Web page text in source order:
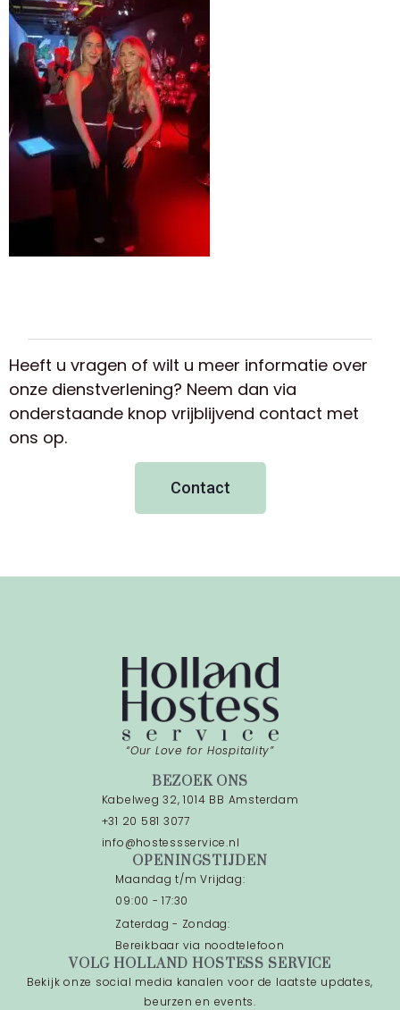
Heeft u vragen of wilt u meer informatie over
onze dienstverlening? Neem dan via
onderstaande knop vrijblijvend contact met
ons op.
Contact
“Our Love for Hospitality”
BEZOEK ONS
Kabelweg 32, 1014 BB Amsterdam
+31 20 581 3077
info@hostessservice.nl
OPENINGSTIJDEN
Maandag t/m Vrijdag:
09:00 - 17:30
Zaterdag - Zondag:
Bereikbaar via noodtelefoon
VOLG HOLLAND HOSTESS SERVICE
Bekijk onze social media kanalen voor de laatste updates,
beurzen en events.